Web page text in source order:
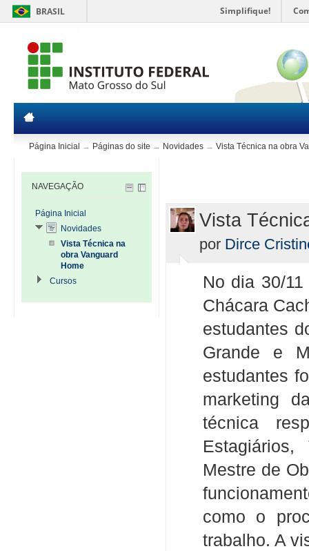
BRASIL Simplifique!
Página Inicial → Páginas do site → Novidades → Vista Técnica na obra
Vista
por Dirce
No dia 30/
Chácara
estudantes
Grande e
estudantes
marketing
técnica
Mestre de
como o
trabalho. A
NAVEGAÇÃO
Página Inicial
Novidades
Vista Técnica na
obra Vanguard
Home
Cursos